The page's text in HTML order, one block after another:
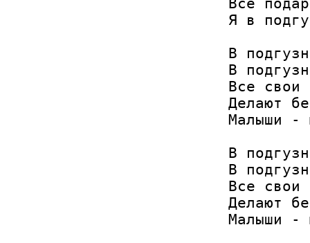
Все
Я в
В
В
Все свои
Делают
Малыши -
В
В
Все свои
Делают
Малыши -